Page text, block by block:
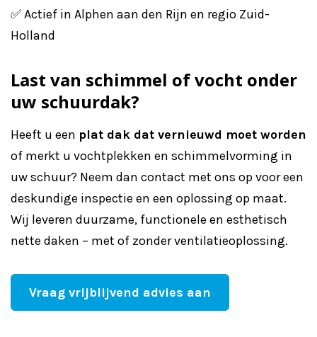
✅ Actief in Alphen aan den Rijn en regio Zuid-
Holland
Last van schimmel of vocht onder
uw schuurdak?
Heeft u een plat dak dat vernieuwd moet worden
of merkt u vochtplekken en schimmelvorming in
uw schuur? Neem dan contact met ons op voor een
deskundige inspectie en een oplossing op maat.
Wij leveren duurzame, functionele en esthetisch
nette daken – met of zonder ventilatieoplossing.
Vraag vrijblijvend advies aan